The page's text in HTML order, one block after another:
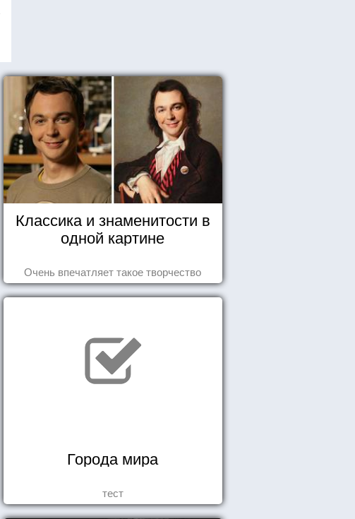
Классика и знаменитости в
одной картине
Очень впечатляет такое творчество
Города мира
тест